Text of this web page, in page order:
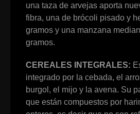
una taza de arvejas aporta
fibra, una de brócoli pisado y
gramos y una manzana
gramos.
CEREALES INTEGRALES:
integrado por la cebada, el
burgol, el mijo y la avena. Su
que están compuestos por